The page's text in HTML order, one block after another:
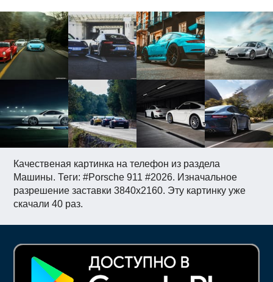
Качественая картинка на телефон из раздела
Машины. Теги: #Porsche 911 #2026. Изначальное
разрешение заставки 3840x2160. Эту картинку уже
скачали 40 раз.